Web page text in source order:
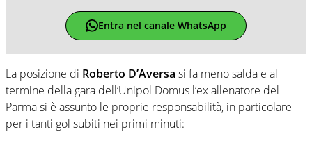
Entra nel canale WhatsApp
La posizione di Roberto D’Aversa si fa meno salda e al
termine della gara dell’Unipol Domus l’ex allenatore del
Parma si è assunto le proprie responsabilità, in particolare
per i tanti gol subiti nei primi minuti: